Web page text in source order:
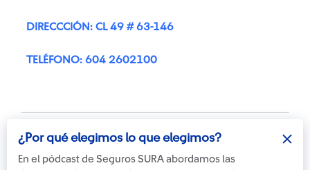
¿Por qué elegimos lo que elegimos?
En el pódcast de Seguros SURA abordamos las
DIRECCCIÓN: CL 49 # 63-146
TELÉFONO: 604 2602100